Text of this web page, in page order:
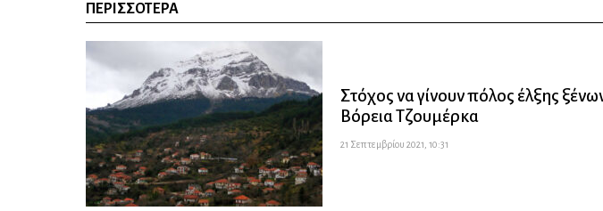
ΠΕΡΙΣΣΌΤΕΡΑ
Στόχος να γίνουν πόλος έλξης
Βόρεια Τζουμέρκα
21 Σεπτεμβρίου 2021, 10:31